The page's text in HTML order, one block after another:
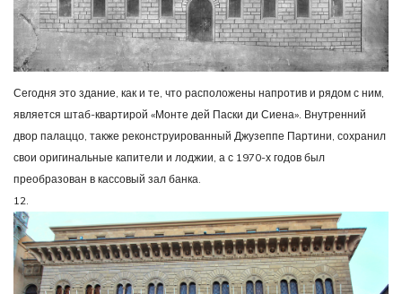
Сегодня это здание, как и те, что расположены напротив и рядом с ним,
является штаб-квартирой «Монте дей Паски ди Сиена». Внутренний
двор палаццо, также реконструированный Джузеппе Партини, сохранил
свои оригинальные капители и лоджии, а с 1970-х годов был
преобразован в кассовый зал банка.
12.